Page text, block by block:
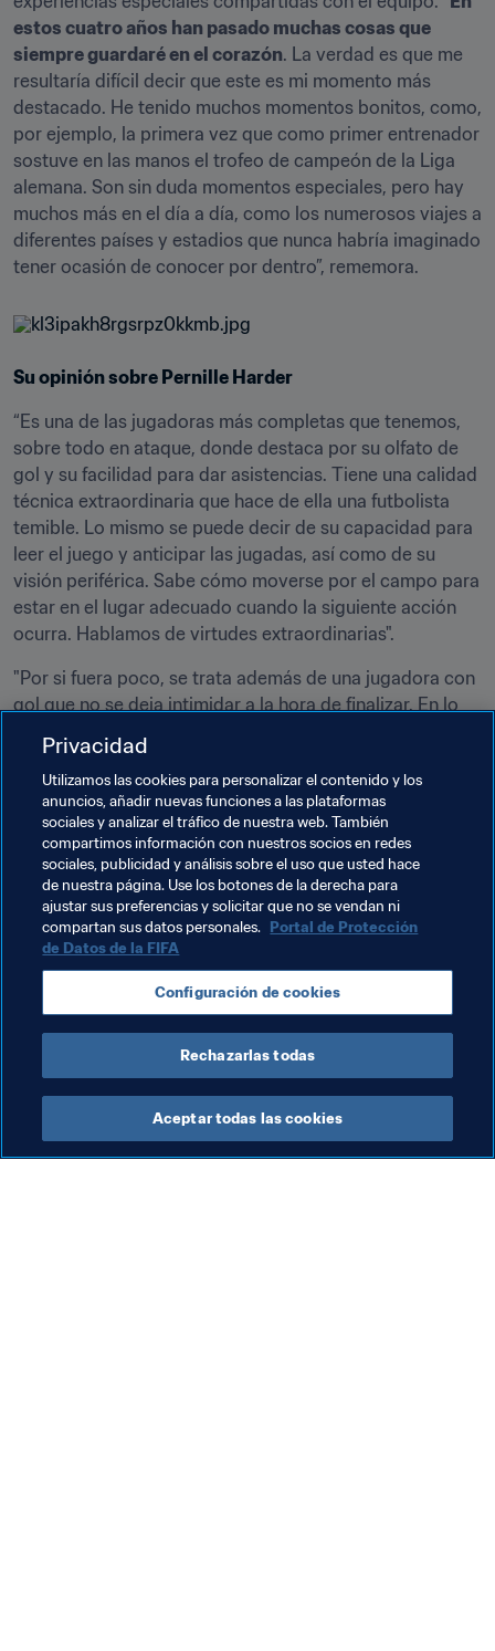
estos cuatro años han pasado muchas cosas que
siempre guardaré en el corazón. La verdad es que me
resultaría difícil decir que este es mi momento más
destacado. He tenido muchos momentos bonitos, como,
por ejemplo, la primera vez que como primer entrenador
sostuve en las manos el trofeo de campeón de la Liga
alemana. Son sin duda momentos especiales, pero hay
muchos más en el día a día, como los numerosos viajes a
diferentes países y estadios que nunca habría imaginado
tener ocasión de conocer por dentro”, rememora.
Su opinión sobre Pernille Harder
“Es una de las jugadoras más completas que tenemos,
sobre todo en ataque, donde destaca por su olfato de
gol y su facilidad para dar asistencias. Tiene una calidad
técnica extraordinaria que hace de ella una futbolista
temible. Lo mismo se puede decir de su capacidad para
leer el juego y anticipar las jugadas, así como de su
visión periférica. Sabe cómo moverse por el campo para
estar en el lugar adecuado cuando la siguiente acción
ocurra. Hablamos de virtudes extraordinarias".
"Por si fuera poco, se trata además de una jugadora con
gol que no se deja intimidar a la hora de finalizar. En lo
del equipo siempre es lo primero para ella, lo cual
constituye también una característica especial que
siempre ha demostrado en su etapa en el Wolfsburgo.
Su ambición es llegar a lo más alto con el club y con ese
objetivo se emplea al máximo, tanto por sí misma como
el por el bloque".
Temas relacionados
Alemania
Privacidad
Utilizamos las cookies para personalizar el contenido y los
anuncios, añadir nuevas funciones a las plataformas
sociales y analizar el tráfico de nuestra web. También
compartimos información con nuestros socios en redes
sociales, publicidad y análisis sobre el uso que usted hace
de nuestra página. Use los botones de la derecha para
ajustar sus preferencias y solicitar que no se vendan ni
compartan sus datos personales. Portal de Protección
de Datos de la FIFA
Configuración de cookies
Rechazarlas todas
Aceptar todas las cookies